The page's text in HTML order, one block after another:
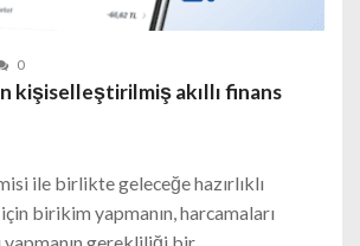
0
kişiselleştirilmiş akıllı finans
ile birlikte geleceğe hazırlıklı
birikim yapmanın, harcamaları